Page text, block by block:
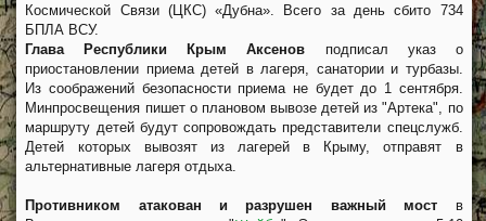
Космической Связи (ЦКС) «Дубна». Всего за день сбито 734
БПЛА ВСУ.
Глава Республики Крым Аксенов подписал указ о
приостановлении приема детей в лагеря, санатории и турбазы.
Из соображений безопасности приема не будет до 1 сентября.
Минпросвещения пишет о плановом вывозе детей из "Артека", по
маршруту детей будут сопровождать представители спецслужб.
Детей которых вывозят из лагерей в Крыму, отправят в
альтернативные лагеря отдыха.
Противником атакован и разрушен важный мост в